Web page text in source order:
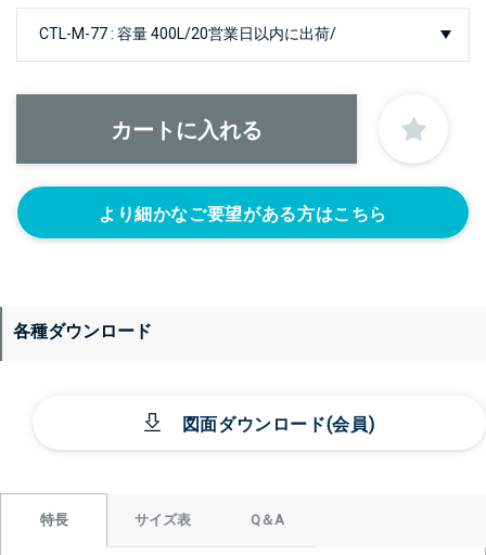
より細かなご要望がある方はこちら
各種ダウンロード
図面ダウンロード(会員)
特長 サイズ表 Q＆A